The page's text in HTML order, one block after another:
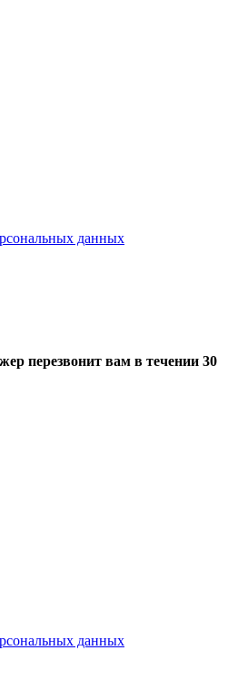
данных
перезвонит вам в течении 30
данных